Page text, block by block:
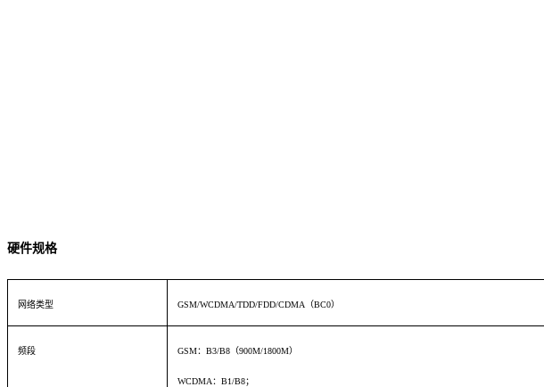
硬件规格
网络类型 GSM/WCDMA/TDD/FDD/CDMA（BC0）
频段 GSM：B3/B8（900M/1800M）
WCDMA：B1/B8；